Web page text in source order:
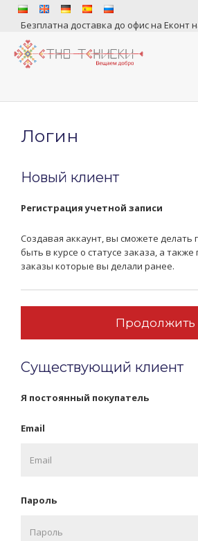
Безплатна доставка до офис на Еконт
Логин
Новый клиент
Регистрация учетной записи
Создавая аккаунт, вы сможете делать
быть в курсе о статусе заказа, а
заказы которые вы делали ранее.
Продолжить
Существующий клиент
Я постоянный покупатель
Email
Пароль